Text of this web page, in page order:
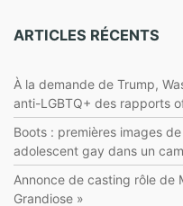
ARTICLES RÉCENTS
À la demande de Trump,
anti-LGBTQ+ des rapports
Boots : premières images
adolescent gay dans un
Annonce de casting rôle de
Grandiose »